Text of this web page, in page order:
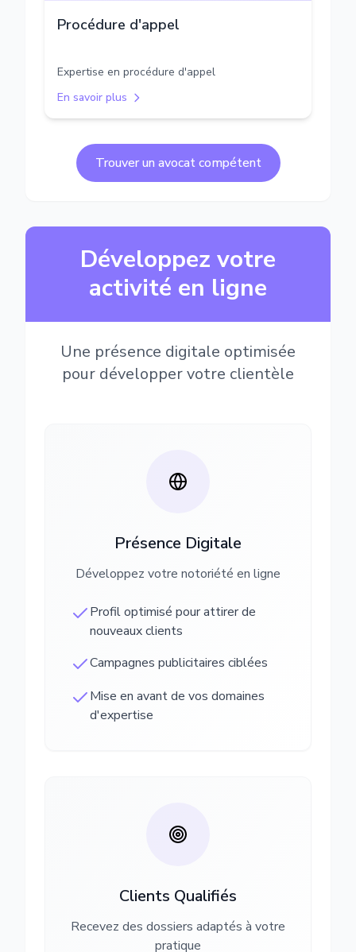
Procédure d'appel
Expertise en procédure d'appel
En savoir plus
Trouver un avocat compétent
Développez votre
activité en ligne
Une présence digitale optimisée
pour développer votre clientèle
Présence Digitale
Développez votre notoriété en ligne
Profil optimisé pour attirer de
nouveaux clients
Campagnes publicitaires ciblées
Mise en avant de vos domaines
d'expertise
Clients Qualifiés
Recevez des dossiers adaptés à votre
pratique